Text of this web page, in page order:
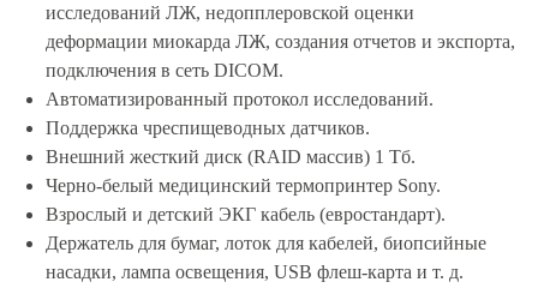
исследований ЛЖ, недопплеровской оценки
деформации миокарда ЛЖ, создания отчетов и экспорта,
подключения в сеть DICOM.
Автоматизированный протокол исследований.
Поддержка чреспищеводных датчиков.
Внешний жесткий диск (RAID массив) 1 Тб.
Черно-белый медицинский термопринтер Sony.
Взрослый и детский ЭКГ кабель (евростандарт).
Держатель для бумаг, лоток для кабелей, биопсийные
насадки, лампа освещения, USB флеш-карта и т. д.